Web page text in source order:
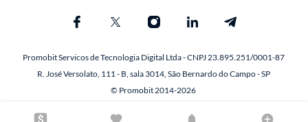
Promobit Servicos de Tecnologia Digital Ltda - CNPJ 23.895.251/0001-87
R. José Versolato, 111 - B, sala 3014, São Bernardo do Campo - SP
© Promobit 2014-2026